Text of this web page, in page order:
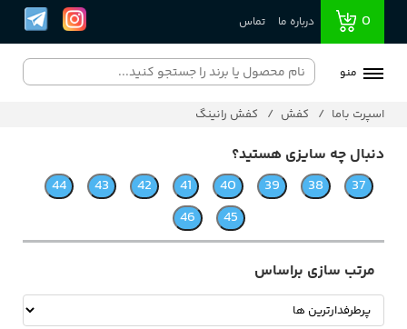
0 درباره ما تماس
منو
اسپرت باما کفش کفش رانینگ
دنبال چه سایزی هستید؟
مرتب سازی براساس